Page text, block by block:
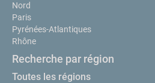
Nord
Paris
Pyrénées-Atlantiques
Rhône
Recherche par région
Toutes les régions